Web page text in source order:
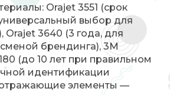
Orajet 3551 (срок
выбор для
Orajet 3640 (3 года, для
брендинга), 3M
(до 10 лет при правильном
идентификации
элементы —